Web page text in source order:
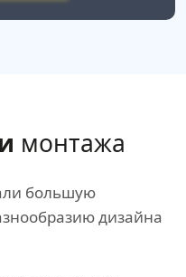
монтажа
большую
дизайна